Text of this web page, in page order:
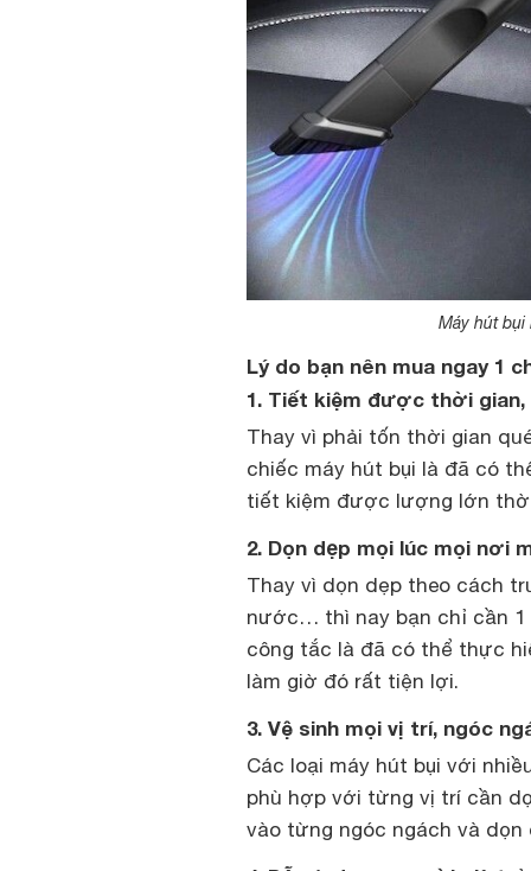
Máy hút
Lý do bạn nên mua ngay 1
1. Tiết kiệm được thời
Thay vì phải tốn thời gian
chiếc máy hút bụi là đã có
tiết kiệm được lượng lớn
2. Dọn dẹp mọi lúc mọi nơi
Thay vì dọn dẹp theo cách
nước… thì nay bạn chỉ cần 1
công tắc là đã có thể thực
làm giờ đó rất tiện lợi.
3. Vệ sinh mọi vị trí, ngóc
Các loại máy hút bụi với
phù hợp với từng vị trí cần
vào từng ngóc ngách và dọn